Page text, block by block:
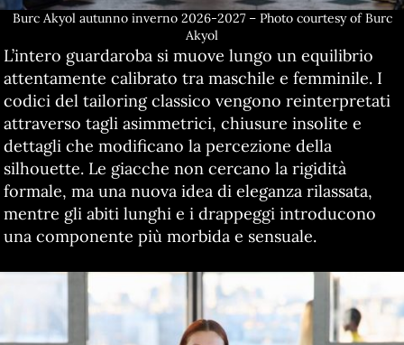
Burc Akyol autunno inverno 2026-2027 – Photo courtesy of Burc
Akyol
L’intero guardaroba si muove lungo un equilibrio
attentamente calibrato tra maschile e femminile. I
codici del tailoring classico vengono reinterpretati
attraverso tagli asimmetrici, chiusure insolite e
dettagli che modificano la percezione della
silhouette. Le giacche non cercano la rigidità
formale, ma una nuova idea di eleganza rilassata,
mentre gli abiti lunghi e i drappeggi introducono
una componente più morbida e sensuale.